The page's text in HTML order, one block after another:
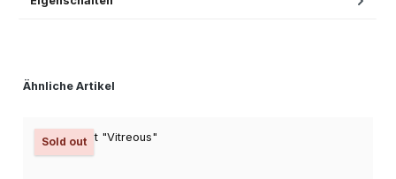
Produktgalerie überspringen
Ähnliche Artikel
Sold out